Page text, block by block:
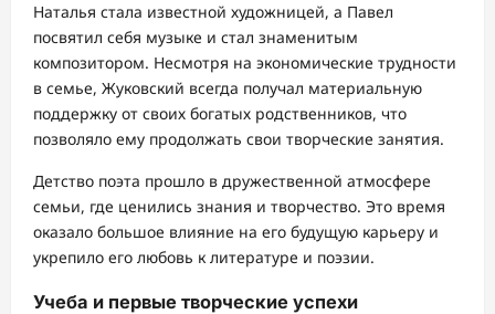
Наталья стала известной художницей, а Павел
посвятил себя музыке и стал знаменитым
композитором. Несмотря на экономические трудности
в семье, Жуковский всегда получал материальную
поддержку от своих богатых родственников, что
позволяло ему продолжать свои творческие занятия.
Детство поэта прошло в дружественной атмосфере
семьи, где ценились знания и творчество. Это время
оказало большое влияние на его будущую карьеру и
укрепило его любовь к литературе и поэзии.
Учеба и первые творческие успехи